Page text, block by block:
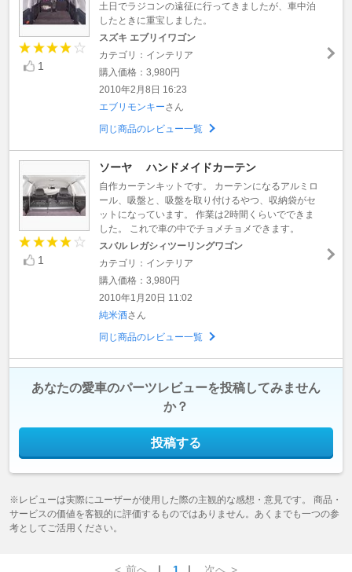
1
土日でラジコンの遠征に行ってきましたが、車中泊
したときに重宝しました。
スズキ エブリイワゴン
カテゴリ：インテリア
購入価格：3,980円
2010年2月8日 16:23
エブリモンキーさん
同じ商品のレビュー一覧
1
ソーヤ ハンドメイドカーテン
自作カーテンキットです。 カーテンになるアルミロ
ール、吸盤と、吸盤を取り付けるやつ、収納袋がセ
ットになっています。 作業は2時間くらいでできま
した。 これで車の中でチョメチョメできます。
スバル レガシィツーリングワゴン
カテゴリ：インテリア
購入価格：3,980円
2010年1月20日 11:02
純米酒さん
同じ商品のレビュー一覧
あなたの愛車のパーツレビューを投稿してみません
か？
投稿する
※レビューは実際にユーザーが使用した際の主観的な感想・意見です。 商品・
サービスの価値を客観的に評価するものではありません。あくまでも一つの参
考としてご活用ください。
< 前へ ｜ 1 ｜ 次へ >